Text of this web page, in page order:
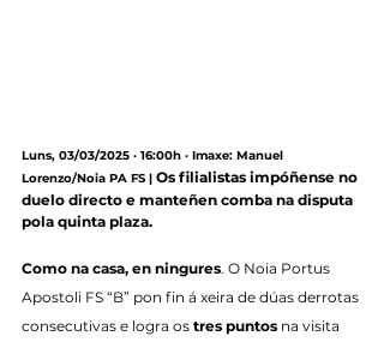
Luns, 03/03/2025 · 16:00h · Imaxe: Manuel
Lorenzo/Noia PA FS | Os filialistas impóñense no
duelo directo e manteñen comba na disputa
pola quinta plaza.
Como na casa, en ningures. O Noia Portus
Apostoli FS “B” pon fin á xeira de dúas derrotas
consecutivas e logra os tres puntos na visita